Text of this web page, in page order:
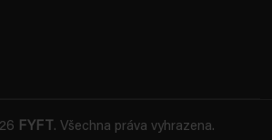
FYFT . Všechna práva vyhrazena.